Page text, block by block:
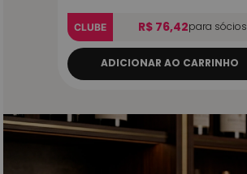
CLUBE R$ 76,42para sócios
ADICIONAR AO CARRINHO